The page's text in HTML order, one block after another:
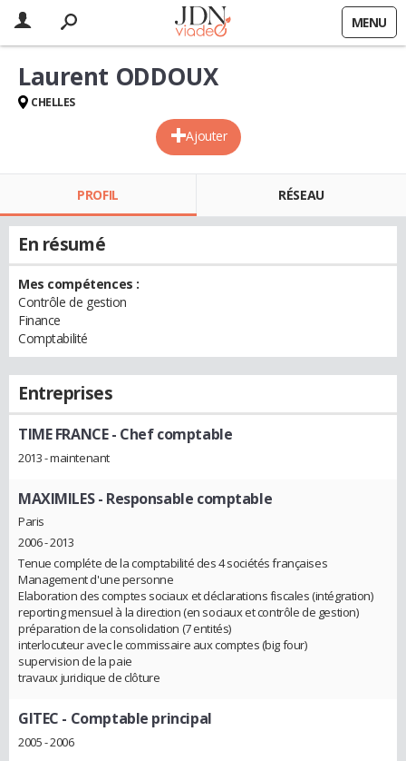
MENU
Ajouter
Laurent ODDOUX
CHELLES
PROFIL RÉSEAU
En résumé
Mes compétences :
Contrôle de gestion
Finance
Comptabilité
Entreprises
TIME FRANCE- Chef comptable
2013 - maintenant
MAXIMILES- Responsable comptable
Paris
2006 - 2013
Tenue compléte de la comptabilité des 4 sociétés françaises
Management d'une personne
Elaboration des comptes sociaux et déclarations fiscales (intégration)
reporting mensuel à la direction (en sociaux et contrôle de gestion)
préparation de la consolidation (7 entités)
interlocuteur avec le commissaire aux comptes (big four)
supervision de la paie
travaux juridique de clôture
GITEC - Comptable principal
2005 - 2006